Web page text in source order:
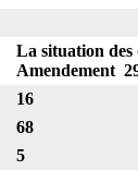
La situation des
Amendement
16
68
5